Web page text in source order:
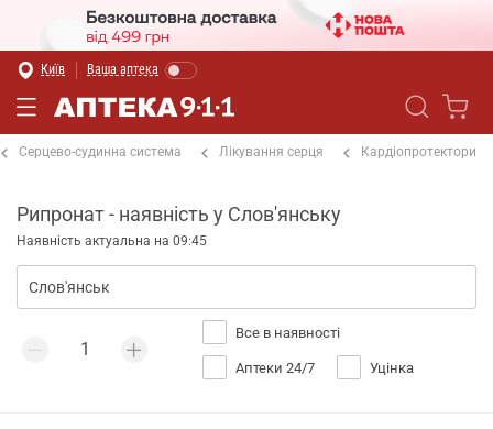
Київ Ваша аптека
Серцево-судинна система Лікування серця Кардіопротектори
Рипронат - наявність у Слов'янську
Наявність актуальна на 09:45
Все в наявності
Аптеки 24/7 Уцінка